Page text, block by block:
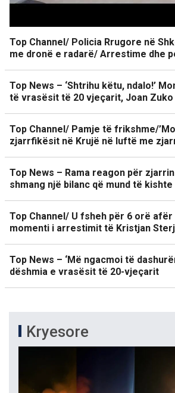
Top Channel/ Policia Rrugore në
me dronë e radarë/ Arrestime dhe
Top News – ‘Shtrihu këtu, ndalo!’
të vrasësit të 20 vjeçarit, Joan Zuko
Top Channel/ Pamje të frikshme/
zjarrfikësit në Krujë në luftë me
Top News – Rama reagon për zjarrin
shmang një bilanc që mund të kishte
Top Channel/ U fsheh për 6 orë
momenti i arrestimit të Kristjan
Top News – ‘Më ngacmoi të
dëshmia e vrasësit të 20-vjeçarit
Kryesore